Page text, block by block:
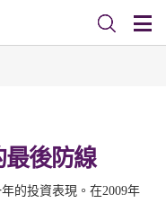
後防線
的投資表現。在2009年